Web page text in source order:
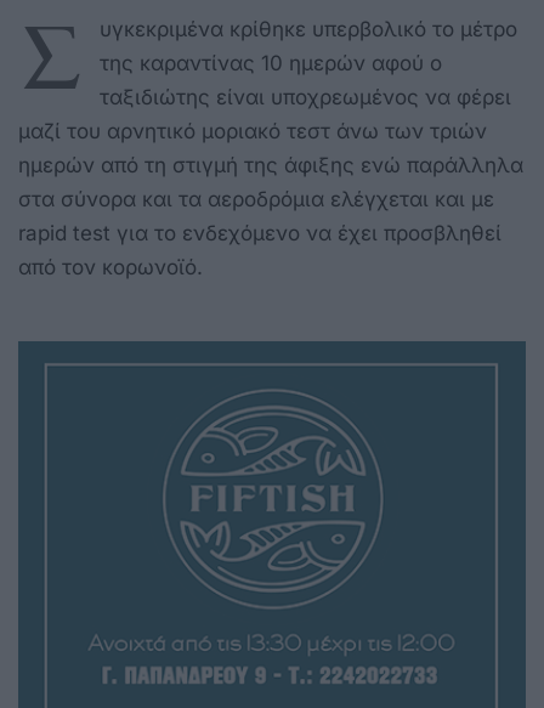
Σ
υγκεκριμένα κρίθηκε υπερβολικό το μέτρο
της καραντίνας 10 ημερών αφού ο
ταξιδιώτης είναι υποχρεωμένος να φέρει
μαζί του αρνητικό μοριακό τεστ άνω των τριών
ημερών από τη στιγμή της άφιξης ενώ παράλληλα
στα σύνορα και τα αεροδρόμια ελέγχεται και με
rapid test για το ενδεχόμενο να έχει προσβληθεί
από τον κορωνοϊό.